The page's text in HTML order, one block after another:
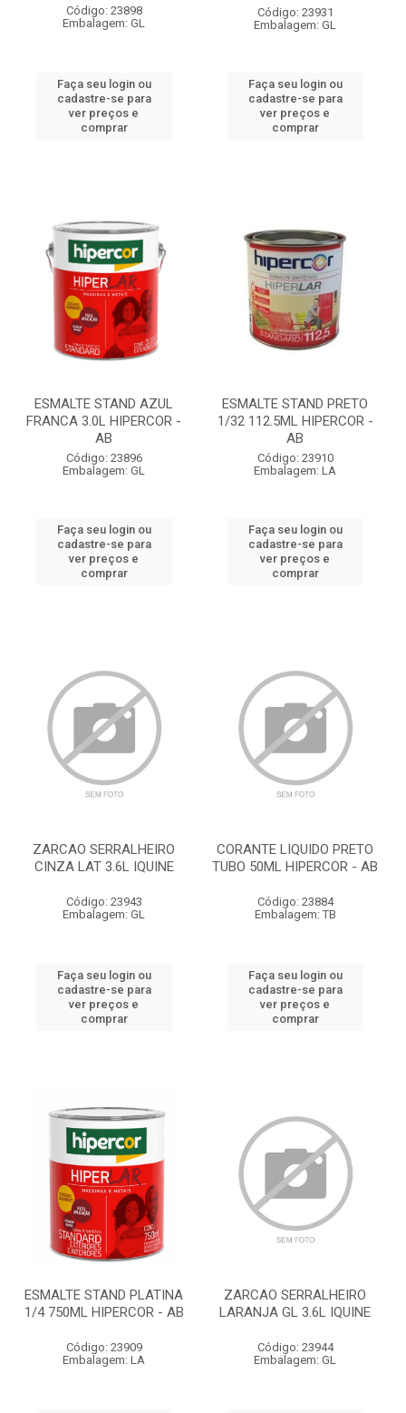
Código: 23898
Embalagem: GL
Faça seu login ou
cadastre-se para
ver preços e
comprar
Código: 23931
Embalagem: GL
Faça seu login ou
cadastre-se para
ver preços e
comprar
ESMALTE STAND AZUL
FRANCA 3.0L HIPERCOR -
AB
Código: 23896
Embalagem: GL
Faça seu login ou
cadastre-se para
ver preços e
comprar
ESMALTE STAND PRETO
1/32 112.5ML HIPERCOR -
AB
Código: 23910
Embalagem: LA
Faça seu login ou
cadastre-se para
ver preços e
comprar
ZARCAO SERRALHEIRO
CINZA LAT 3.6L IQUINE
Código: 23943
Embalagem: GL
Faça seu login ou
cadastre-se para
ver preços e
comprar
CORANTE LIQUIDO PRETO
TUBO 50ML HIPERCOR - AB
Código: 23884
Embalagem: TB
Faça seu login ou
cadastre-se para
ver preços e
comprar
ESMALTE STAND PLATINA
1/4 750ML HIPERCOR - AB
Código: 23909
Embalagem: LA
ZARCAO SERRALHEIRO
LARANJA GL 3.6L IQUINE
Código: 23944
Embalagem: GL